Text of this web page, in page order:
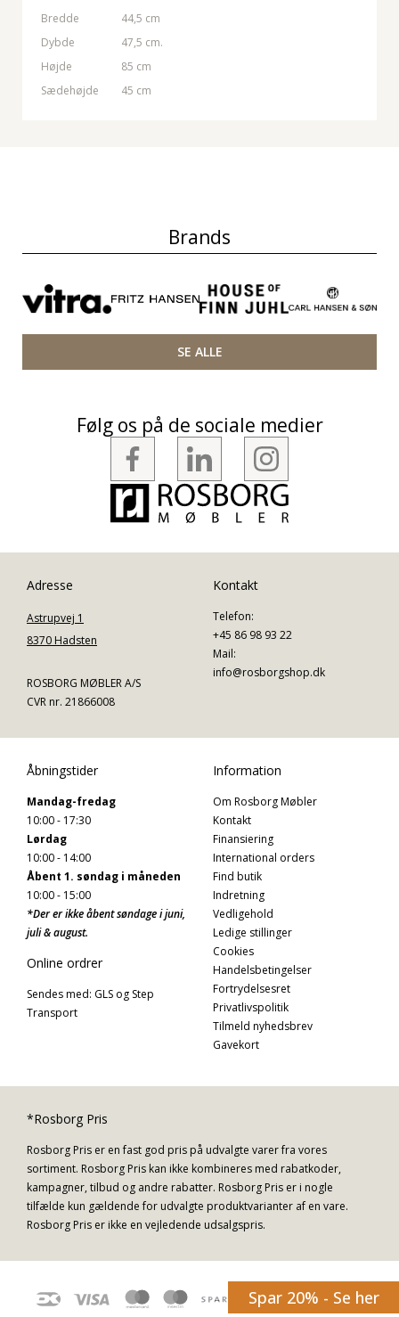
Bredde
44,5 cm
Dybde
47,5 cm.
Højde
85 cm
Sædehøjde
45 cm
Brands
SE ALLE
Følg os på de sociale medier
Adresse
Astrupvej 1
8370 Hadsten
ROSBORG MØBLER A/S
CVR nr. 21866008
Kontakt
Telefon:
+45 86 98 93 22
Mail:
info@rosborgshop.dk
Åbningstider
Mandag-fredag
10:00 - 17:30
Lørdag
10:00 - 14:00
Åbent 1. søndag i måneden
10:00 - 15:00
*Der er ikke åbent søndage i juni,
juli & august.
Online ordrer
Sendes med: GLS og Step
Transport
Information
Om Rosborg Møbler
Kontakt
Finansiering
International orders
Find butik
Indretning
Vedligehold
Ledige stillinger
Cookies
Handelsbetingelser
Fortrydelsesret
Privatlivspolitik
Tilmeld nyhedsbrev
Gavekort
*Rosborg Pris
Rosborg Pris er en fast god pris på udvalgte varer fra vores
sortiment. Rosborg Pris kan ikke kombineres med rabatkoder,
kampagner, tilbud og andre rabatter. Rosborg Pris er i nogle
tilfælde kun gældende for udvalgte produktvarianter af en vare.
Rosborg Pris er ikke en vejledende udsalgspris.
Spar 20% - Se her